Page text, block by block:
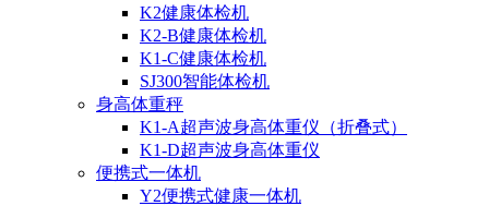
K2健康体检机
K2-B健康体检机
K1-C健康体检机
SJ300智能体检机
身高体重秤
K1-A超声波身高体重仪（折叠式）
K1-D超声波身高体重仪
便携式一体机
Y2便携式健康一体机